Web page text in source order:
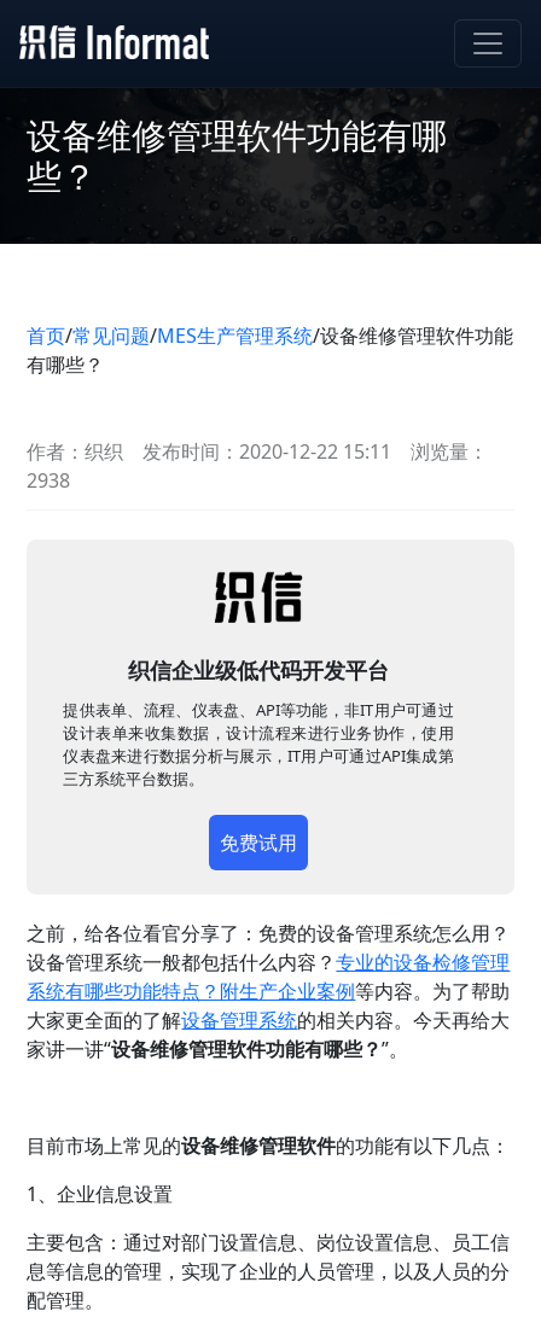
设备维修管理软件功能有哪
些？
首页/常见问题/MES生产管理系统/设备维修管理软件功能
有哪些？
作者：织织 发布时间：2020-12-22 15:11
浏览量：
2938
织信企业级低代码开发平台
提供表单、流程、仪表盘、API等功能，非IT用户可通过
设计表单来收集数据，设计流程来进行业务协作，使用
仪表盘来进行数据分析与展示，IT用户可通过API集成第
三方系统平台数据。
免费试用
之前，给各位看官分享了：免费的设备管理系统怎么用？
设备管理系统一般都包括什么内容？专业的设备检修管理
系统有哪些功能特点？附生产企业案例等内容。为了帮助
大家更全面的了解设备管理系统的相关内容。今天再给大
家讲一讲“设备维修管理软件功能有哪些？”。
目前市场上常见的设备维修管理软件的功能有以下几点：
1、企业信息设置
主要包含：通过对部门设置信息、岗位设置信息、员工信
息等信息的管理，实现了企业的人员管理，以及人员的分
配管理。